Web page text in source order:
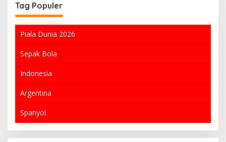
Tag Populer
Piala Dunia 2026
Sepak Bola
Indonesia
Argentina
Spanyol